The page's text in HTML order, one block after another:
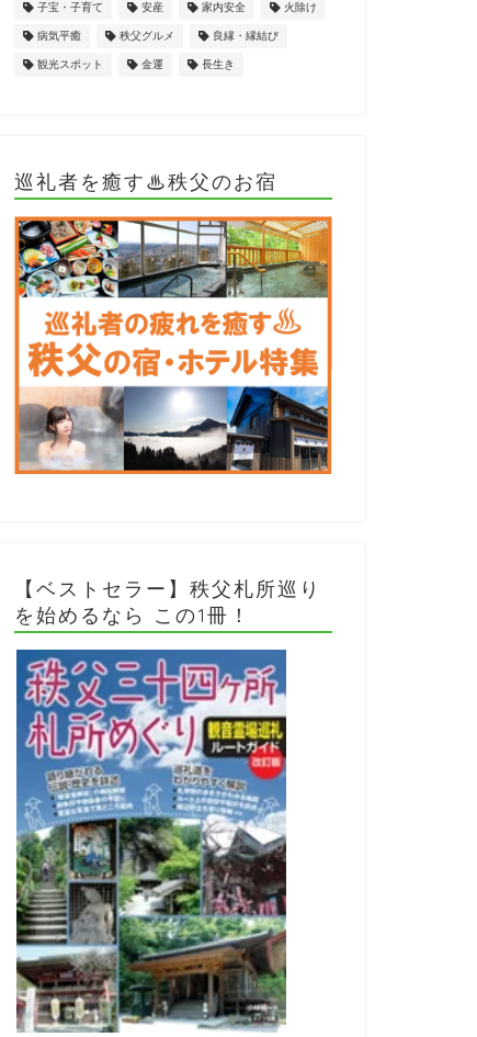
子宝・子育て 安産 家内安全 火除け
病気平癒 秩父グルメ 良縁・縁結び
観光スポット 金運 長生き
巡礼者を癒す♨秩父のお宿
【ベストセラー】秩父札所巡り
を始めるなら この1冊！